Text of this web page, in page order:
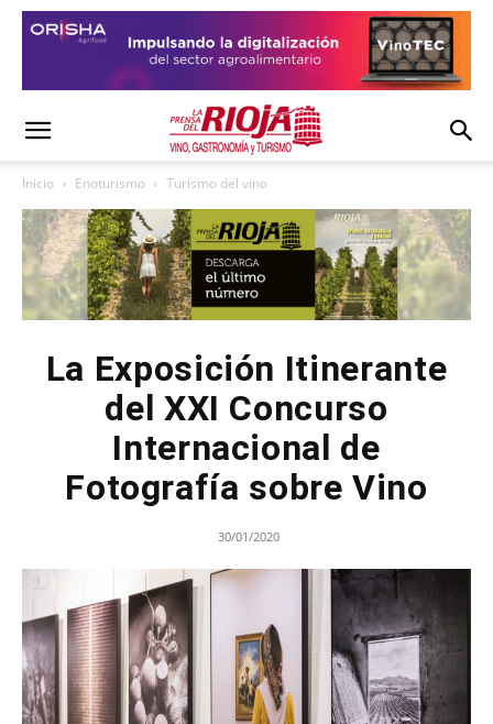
Inicio Enoturismo Turismo del vino
La Exposición Itinerante
del XXI Concurso
Internacional de
Fotografía sobre Vino
30/01/2020